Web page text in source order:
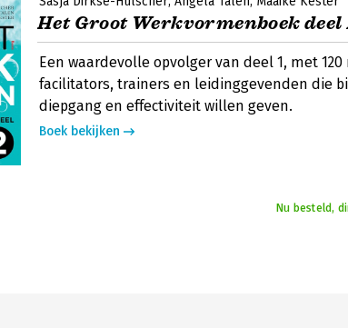
Het Groot Werkvormenboek deel
Een waardevolle opvolger van deel 1, met
facilitators, trainers en leidinggevenden die
diepgang en effectiviteit willen geven.
Boek bekijken
Nu besteld,